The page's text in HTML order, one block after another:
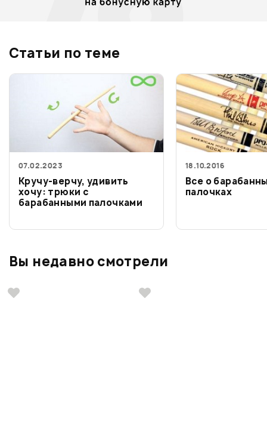
Статьи по теме
07.02.2023
Кручу-верчу, удивить
хочу: трюки с
барабанными палочками
18.10.2016
Все о
палочках
Вы недавно смотрели